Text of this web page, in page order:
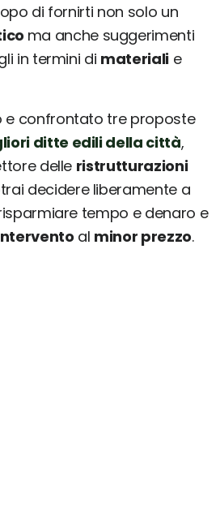
di fornirti non solo un
ma anche suggerimenti
in termini di materialie
e confrontato tre proposte
ditte edili della città,
delle ristrutturazioni
decidere liberamente a
tempo e denaro e
al minor prezzo.